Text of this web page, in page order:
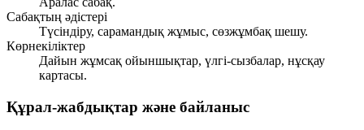
Сабақтың әдістері
Түсіндіру, сарамандық жұмыс, сөзжұмбақ шешу.
Көрнекіліктер
Дайын жұмсақ ойыншықтар, үлгі-сызбалар, нұсқау
картасы.
Құрал-жабдықтар және байланыс